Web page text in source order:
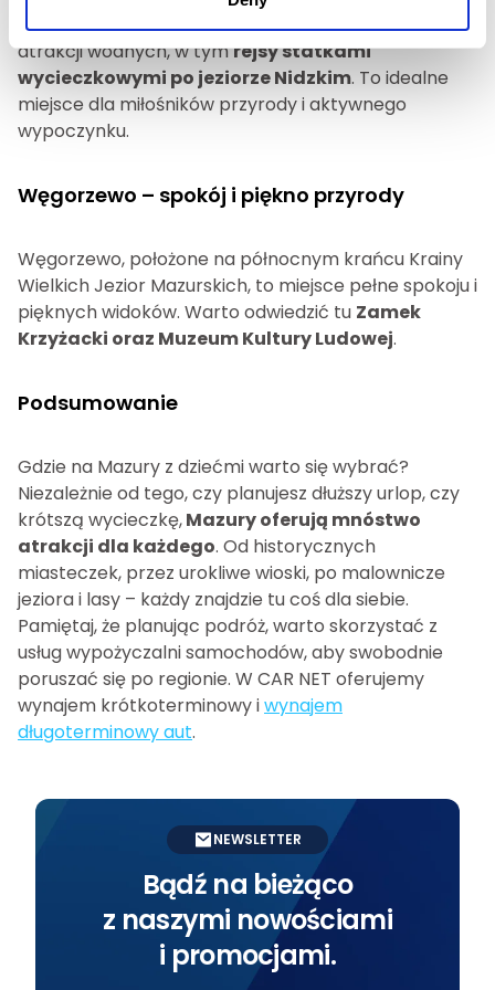
eksploracji Puszczy Piskiej. Miejscowość oferuje wiele
atrakcji wodnych, w tymrejsy statkami
wycieczkowymi po jeziorze Nidzkim. To idealne
miejsce dla miłośników przyrody i aktywnego
wypoczynku.
Węgorzewo – spokój i piękno przyrody
Węgorzewo, położone na północnym krańcu Krainy
Wielkich Jezior Mazurskich, to miejsce pełne spokoju i
pięknych widoków. Warto odwiedzić tu Zamek
Krzyżacki oraz Muzeum Kultury Ludowej.
Podsumowanie
Gdzie na Mazury z dziećmi warto się wybrać?
Niezależnie od tego, czy planujesz dłuższy urlop, czy
krótszą wycieczkę,Mazury oferują mnóstwo
atrakcji dla każdego. Od historycznych
miasteczek, przez urokliwe wioski, po malownicze
jeziora i lasy – każdy znajdzie tu coś dla siebie.
Pamiętaj, że planując podróż, warto skorzystać z
usług wypożyczalni samochodów, aby swobodnie
poruszać się po regionie. W CAR NET oferujemy
wynajem krótkoterminowy iwynajem
długoterminowy aut.
NEWSLETTER
Bądź na bieżąco
z naszymi nowościami
i promocjami.